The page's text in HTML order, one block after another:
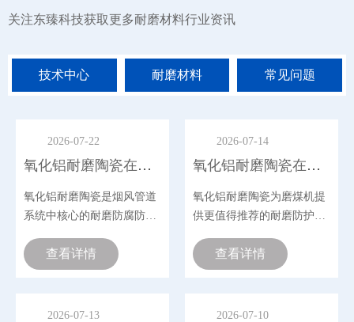
料，DZ-GY09L1、DZ-
耐磨陶瓷涂料是由武汉
添加涂料助剂、陶瓷粉末、
材料粉末、复合硅铝酸盐结
强度高，三天既可达到设计
。 2、DZ-GY09L耐磨陶瓷
采用特殊的处理方法和严格
控制组成，通过一系列的化
度标准，故而称陶瓷耐磨涂
我公司与该公司签订V选机
同，在水泥生产线上,有诸多
备和管道内部长期受到物料
浓度含尘气体的冲刷，我公
选粉机出口、磨机出口风管
粉机、球磨机溜槽、下料斗
种阀门内腔、闸板等等进行
防护。 根据该V选机出口管
况，焊接100mm的耐磨陶瓷
刷，确保陶瓷不脱落，耐磨
至少一年以上。东臻科技的
经过干压成型，经一千七百
关注东臻科技获取更多耐磨材料行业资讯
技术中心 耐磨材料 常见问题
2026-07-22
氧化铝耐磨陶瓷在烟风管道中的耐磨防腐效能分析
氧化铝耐磨陶瓷是烟风管道
系统中核心的耐磨防腐防护
为广泛。在1700℃的高温窑
炉中烧结精制而成，是一种
白色刚玉耐磨防护材料。成
查看详情
2026-07-14
氧化铝耐磨陶瓷在磨煤机耐磨板中的性能优势
氧化铝耐磨陶瓷为磨煤机提
供更值得推荐的耐磨防护效
就带大家看看这款氧化铝耐
磨陶瓷有哪些特殊功效吧！
查看详情
2026-07-13 2026-07-10